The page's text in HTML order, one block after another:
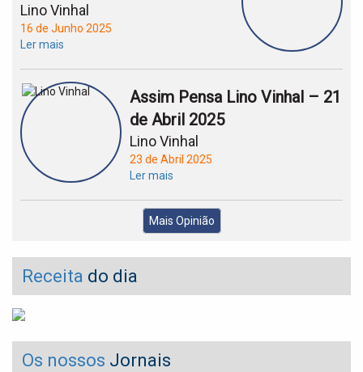
Lino Vinhal
16 de Junho 2025
Ler mais
Assim Pensa Lino Vinhal – 21
de Abril 2025
Lino Vinhal
23 de Abril 2025
Ler mais
Mais Opinião
Receita do dia
Os nossos Jornais